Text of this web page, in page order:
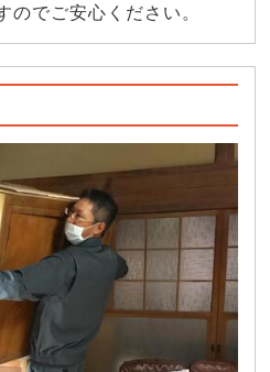
のでご安心ください。